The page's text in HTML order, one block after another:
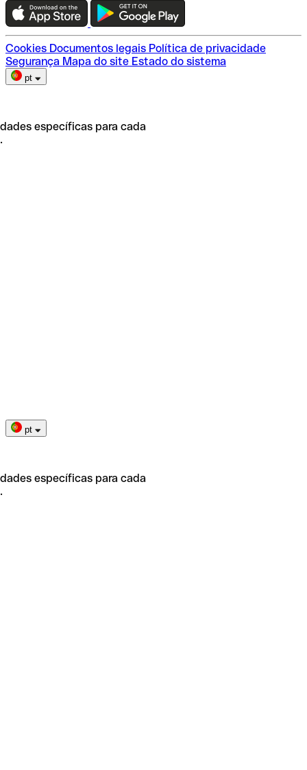
Escolha do plano
Cookies Documentos legais Política de privacidade
Segurança Mapa do site Estado do sistema
pt
específicas para cada
pt
específicas para cada